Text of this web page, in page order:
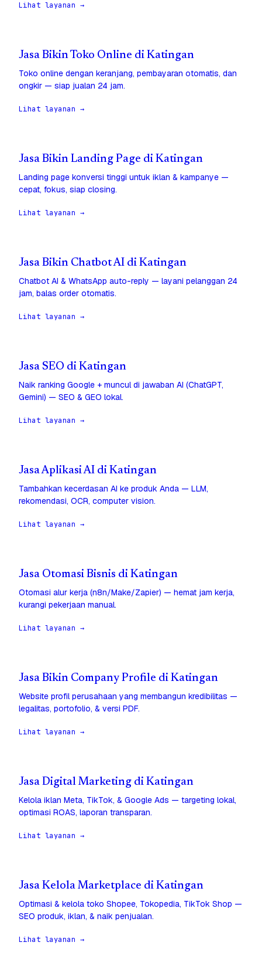
Lihat layanan →
Jasa Bikin Toko Online di Katingan
Toko online dengan keranjang, pembayaran otomatis, dan
ongkir — siap jualan 24 jam.
Lihat layanan →
Jasa Bikin Landing Page di Katingan
Landing page konversi tinggi untuk iklan & kampanye —
cepat, fokus, siap closing.
Lihat layanan →
Jasa Bikin Chatbot AI di Katingan
Chatbot AI & WhatsApp auto-reply — layani pelanggan 24
jam, balas order otomatis.
Lihat layanan →
Jasa SEO di Katingan
Naik ranking Google + muncul di jawaban AI (ChatGPT,
Gemini) — SEO & GEO lokal.
Lihat layanan →
Jasa Aplikasi AI di Katingan
Tambahkan kecerdasan AI ke produk Anda — LLM,
rekomendasi, OCR, computer vision.
Lihat layanan →
Jasa Otomasi Bisnis di Katingan
Otomasi alur kerja (n8n/Make/Zapier) — hemat jam kerja,
kurangi pekerjaan manual.
Lihat layanan →
Jasa Bikin Company Profile di Katingan
Website profil perusahaan yang membangun kredibilitas —
legalitas, portofolio, & versi PDF.
Lihat layanan →
Jasa Digital Marketing di Katingan
Kelola iklan Meta, TikTok, & Google Ads — targeting lokal,
optimasi ROAS, laporan transparan.
Lihat layanan →
Jasa Kelola Marketplace di Katingan
Optimasi & kelola toko Shopee, Tokopedia, TikTok Shop —
SEO produk, iklan, & naik penjualan.
Lihat layanan →